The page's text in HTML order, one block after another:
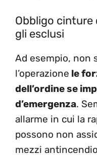
Obbligo cinture
gli esclusi
Ad esempio, non
l’operazione le
dell’ordine se
d’emergenza.
allarme in cui la
possono non
mezzi